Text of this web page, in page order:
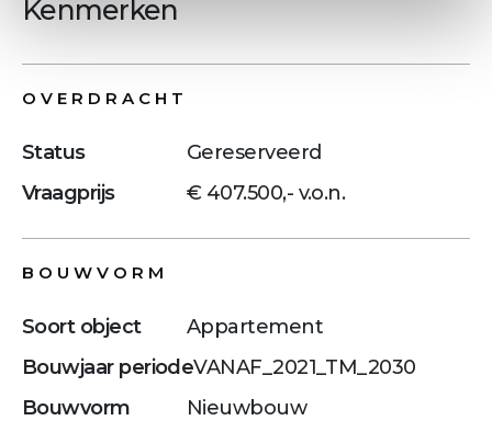
Kenmerken
OVERDRACHT
Status
Gereserveerd
Vraagprijs
€ 407.500,- v.o.n.
BOUWVORM
Soort object
Appartement
Bouwjaar periodeVANAF_2021_TM_2030
Bouwvorm
Nieuwbouw